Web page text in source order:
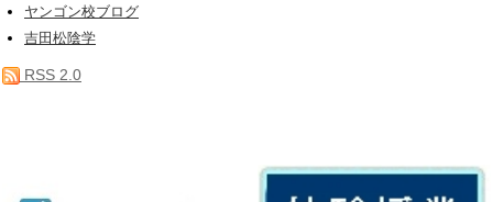
ヤンゴン校ブログ
吉田松陰学
RSS 2.0